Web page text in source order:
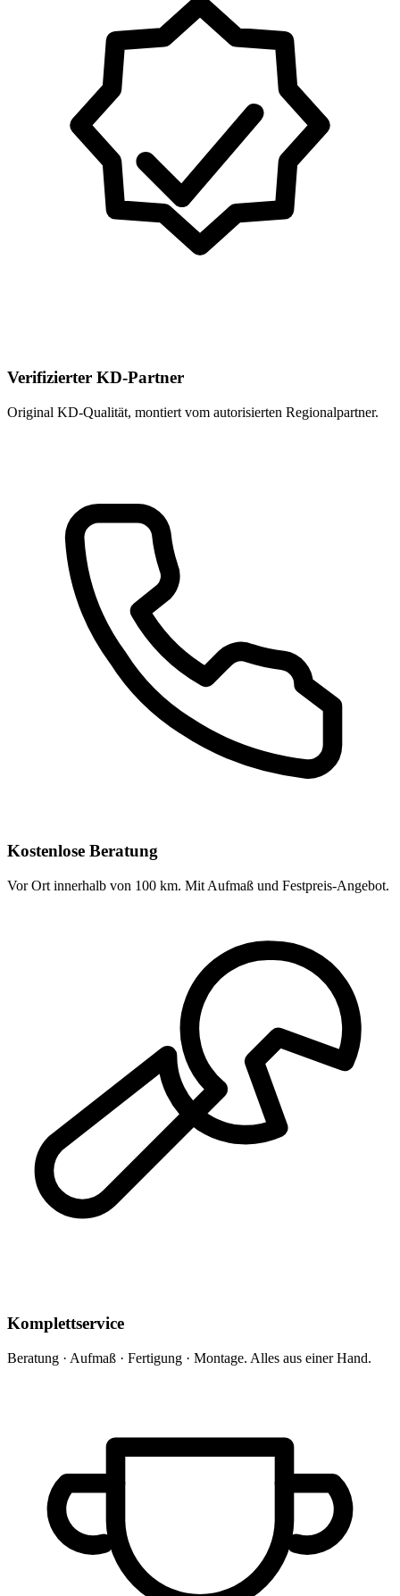
Verifizierter KD-Partner
Original KD-Qualität, montiert vom autorisierten Regional­partner.
Kostenlose Beratung
Vor Ort innerhalb von 100 km. Mit Aufmaß und Festpreis-Angebot.
Komplettservice
Beratung · Aufmaß · Fertigung · Montage. Alles aus einer Hand.